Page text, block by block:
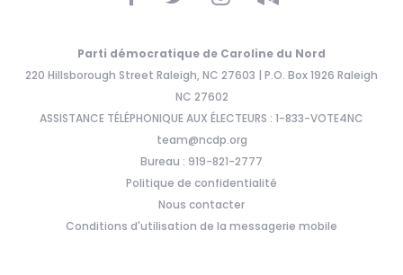
Parti démocratique de Caroline du Nord
220 Hillsborough Street Raleigh, NC 27603 | P.O. Box 1926 Raleigh
NC 27602
ASSISTANCE TÉLÉPHONIQUE AUX ÉLECTEURS : 1-833-VOTE4NC
team@ncdp.org
Bureau : 919-821-2777
Politique de confidentialité
Nous contacter
Conditions d'utilisation de la messagerie mobile